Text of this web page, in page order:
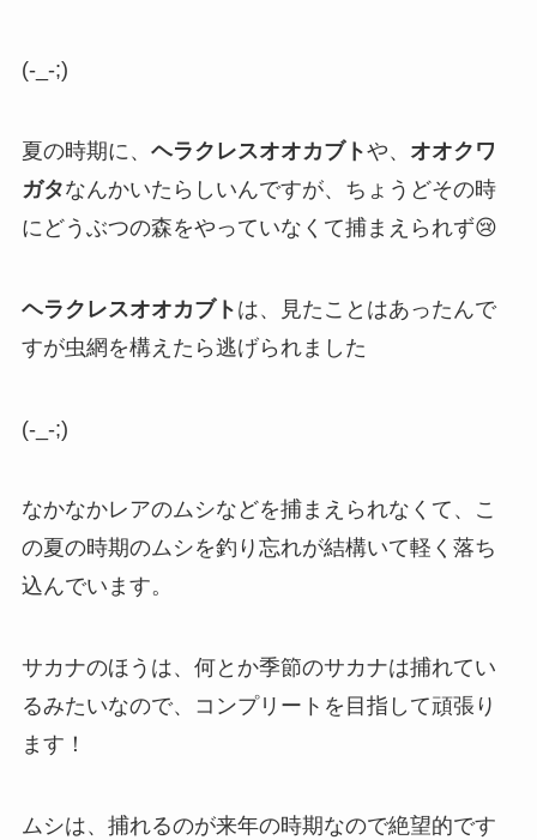
(-_-;)
夏の時期に、 ヘラクレスオオカブトや、 オオクワ
ガタなんかいたらしいんですが、ちょうどその時
にどうぶつの森をやっていなくて捕まえられず😢
ヘラクレスオオカブト は、見たことはあったんで
すが虫網を構えたら逃げられました
(-_-;)
なかなかレアのムシなどを捕まえられなくて、こ
の夏の時期のムシを釣り忘れが結構いて軽く落ち
込んでいます。
サカナのほうは、何とか季節のサカナは捕れてい
るみたいなので、コンプリートを目指して頑張り
ます！
ムシは、捕れるのが来年の時期なので絶望的です